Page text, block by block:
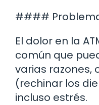
####
El dolor en la
común que
varias razones,
(rechinar los
incluso estrés.